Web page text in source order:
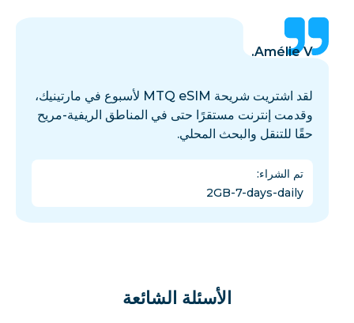
Amélie V.
لقد اشتريت شريحة MTQ eSIM لأسبوع في مارتينيك،
وقدمت إنترنت مستقرًا حتى في المناطق الريفية-مريح
حقًا للتنقل والبحث المحلي.
تم الشراء:
2GB-7-days-daily
الأسئلة الشائعة